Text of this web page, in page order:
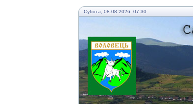
Субота, 08.08.2026, 07:30